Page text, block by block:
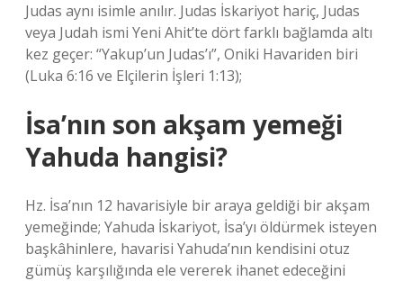
Judas aynı isimle anılır. Judas İskariyot hariç, Judas
veya Judah ismi Yeni Ahit’te dört farklı bağlamda altı
kez geçer: “Yakup’un Judas’ı”, Oniki Havariden biri
(Luka 6:16 ve Elçilerin İşleri 1:13);
İsa’nın son akşam yemeği
Yahuda hangisi?
Hz. İsa’nın 12 havarisiyle bir araya geldiği bir akşam
yemeğinde; Yahuda İskariyot, İsa’yı öldürmek isteyen
başkâhinlere, havarisi Yahuda’nın kendisini otuz
gümüş karşılığında ele vererek ihanet edeceğini